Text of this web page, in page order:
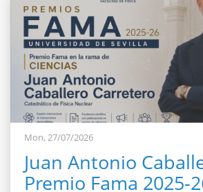
Mon, 27/07/2026
Juan Antonio
Premio Fama 2025-